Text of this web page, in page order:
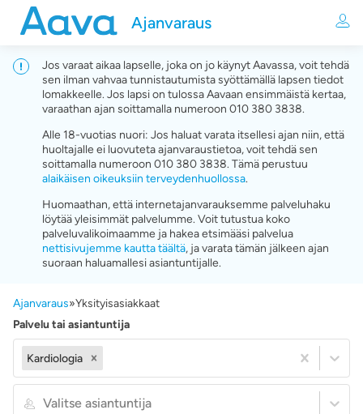
Ajanvaraus
Jos varaat aikaa lapselle, joka on jo käynyt Aavassa, voit tehdä
sen ilman vahvaa tunnistautumista syöttämällä lapsen tiedot
lomakkeelle. Jos lapsi on tulossa Aavaan ensimmäistä kertaa,
varaathan ajan soittamalla numeroon 010 380 3838.
Alle 18-vuotias nuori: Jos haluat varata itsellesi ajan niin, että
huoltajalle ei luovuteta ajanvaraustietoa, voit tehdä sen
soittamalla numeroon 010 380 3838. Tämä perustuu
alaikäisen oikeuksiin terveydenhuollossa.
Huomaathan, että internetajanvarauksemme palveluhaku
löytää yleisimmät palvelumme. Voit tutustua koko
palveluvalikoimaamme ja hakea etsimääsi palvelua
nettisivujemme kautta täältä, ja varata tämän jälkeen ajan
suoraan haluamallesi asiantuntijalle.
Ajanvaraus»Yksityisasiakkaat
Palvelu tai asiantuntija
Kardiologia
Valitse asiantuntija